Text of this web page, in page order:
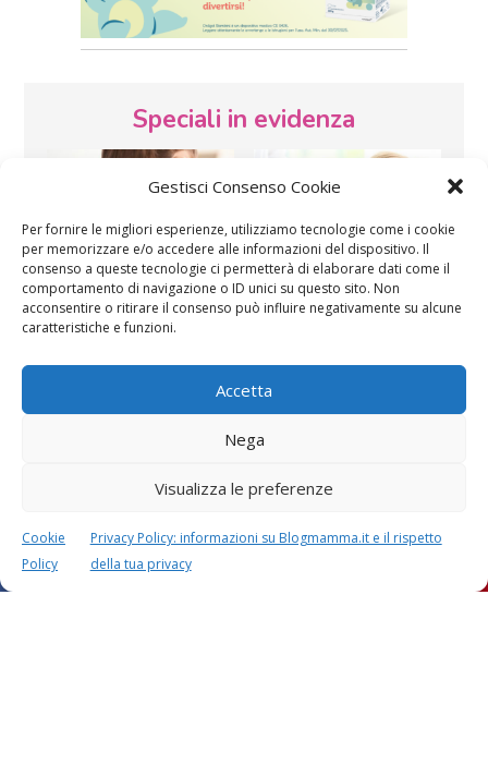
Gestisci Consenso Cookie
Per fornire le migliori esperienze, utilizziamo tecnologie come i cookie
per memorizzare e/o accedere alle informazioni del dispositivo. Il
consenso a queste tecnologie ci permetterà di elaborare dati come il
comportamento di navigazione o ID unici su questo sito. Non
acconsentire o ritirare il consenso può influire negativamente su alcune
caratteristiche e funzioni.
Accetta
Nega
Visualizza le preferenze
Cookie
Policy
Privacy Policy: informazioni su Blogmamma.it e il rispetto
della tua privacy
Speciali in evidenza
Vaccini SOS Pediatra
Festa della mamma: Le settimane di